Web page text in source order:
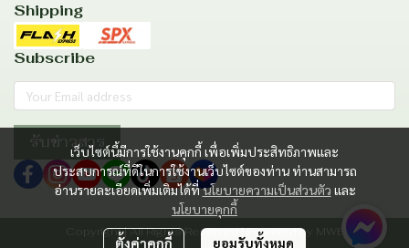
เว็บไซต์นี้มีการใช้งานคุกกี้ เพื่อเพิ่มประสิทธิภาพและ
ประสบการณ์ที่ดีในการใช้งานเว็บไซต์ของท่าน ท่านสามารถ
อ่านรายละเอียดเพิ่มเติมได้ที่นโยบายความเป็นส่วนตัว และ
นโยบายคุกกี้
ตั้งค่าคุกกี้ ยอมรับทั้งหมด
Shipping
Subscribe
รับข่าวสาร
Copyright | All Rights Reserved | Powered by MWE